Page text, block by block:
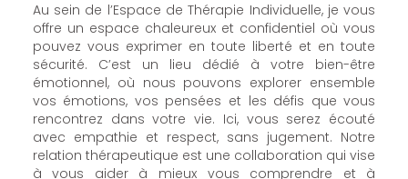
Au sein de l’Espace de Thérapie Individuelle, je vous
offre un espace chaleureux et confidentiel où vous
pouvez vous exprimer en toute liberté et en toute
sécurité. C’est un lieu dédié à votre bien-être
émotionnel, où nous pouvons explorer ensemble
vos émotions, vos pensées et les défis que vous
rencontrez dans votre vie. Ici, vous serez écouté
avec empathie et respect, sans jugement. Notre
relation thérapeutique est une collaboration qui vise
à vous aider à mieux vous comprendre et à